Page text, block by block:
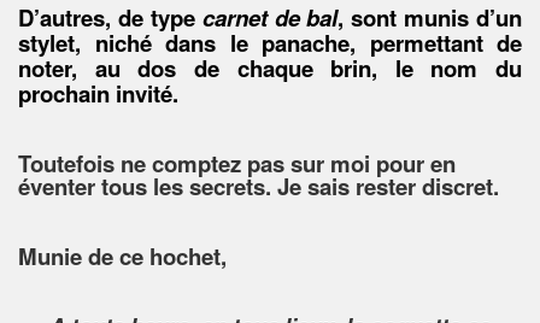
D’autres, de type carnet de bal, sont munis d’un
stylet, niché dans le panache, permettant de
noter, au dos de chaque brin, le nom du
prochain invité.
Toutefois ne comptez pas sur moi pour en
éventer tous les secrets. Je sais rester discret.
Munie de ce hochet,